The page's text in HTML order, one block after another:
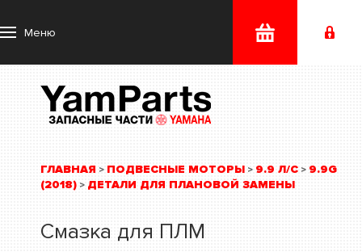
Меню
ГЛАВНАЯ > ПОДВЕСНЫЕ МОТОРЫ > 9.9 Л/С > 9.9G
(2018) > ДЕТАЛИ ДЛЯ ПЛАНОВОЙ ЗАМЕНЫ
Смазка для ПЛМ